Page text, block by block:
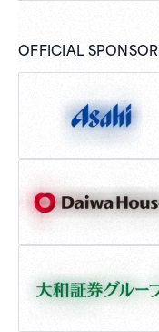
OFFICIAL SPONSOR